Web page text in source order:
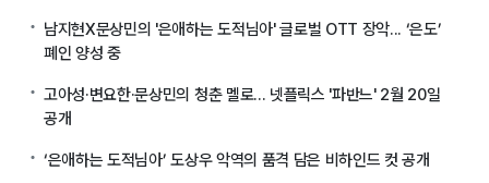
남지현X문상민의 '은애하는 도적님아' 글로벌 OTT 장악... ‘은도’
폐인 양성 중
고아성·변요한·문상민의 청춘 멜로... 넷플릭스 '파반느' 2월 20일
공개
‘은애하는 도적님아’ 도상우 악역의 품격 담은 비하인드 컷 공개